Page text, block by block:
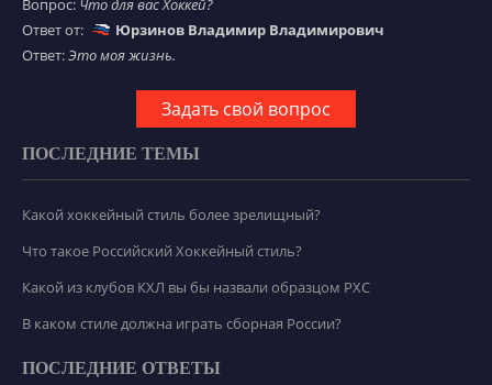
Вопрос: Что для вас Хоккей?
Ответ от:
Юрзинов Владимир Владимирович
Ответ:Это моя жизнь.
Задать свой вопрос
ПОСЛЕДНИЕ ТЕМЫ
Какой хоккейный стиль более зрелищный?
Что такое Российский Хоккейный стиль?
Какой из клубов КХЛ вы бы назвали образцом РХС
В каком стиле должна играть сборная России?
ПОСЛЕДНИЕ ОТВЕТЫ